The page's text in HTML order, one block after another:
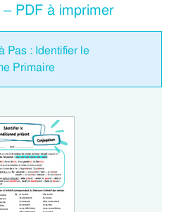
PDF à imprimer
Pas : Identifier le
Primaire